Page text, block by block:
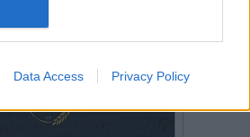
Data Access Privacy Policy